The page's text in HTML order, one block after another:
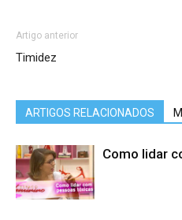
Artigo anterior
Timidez
ARTIGOS RELACIONADOS
Como lidar